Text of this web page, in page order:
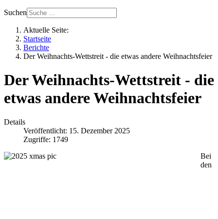
Suchen
Aktuelle Seite:
Startseite
Berichte
Der Weihnachts-Wettstreit - die etwas andere Weihnachtsfeier
Der Weihnachts-Wettstreit - die
etwas andere Weihnachtsfeier
Details
Veröffentlicht: 15. Dezember 2025
Zugriffe: 1749
Bei
den